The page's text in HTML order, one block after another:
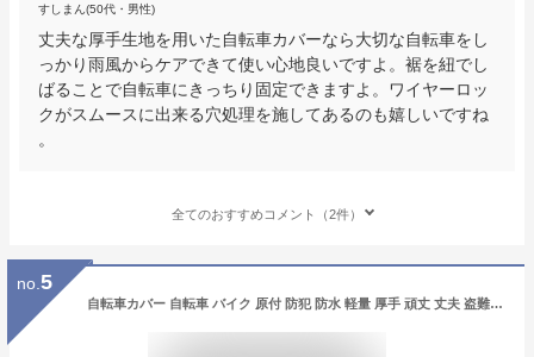
すしまん(50代・男性)
丈夫な厚手生地を用いた自転車カバーなら大切な自転車をし
っかり雨風からケアできて使い心地良いですよ。裾を紐でし
ばることで自転車にきっちり固定できますよ。ワイヤーロッ
クがスムースに出来る穴処理を施してあるのも嬉しいですね
。
全てのおすすめコメント（2件）
no. 5
自転車カバー 自転車 バイク 原付 防犯 防水 軽量 厚手 頑丈 丈夫 盗難防止 雨よけ 雪 錆び対策 風で飛ばない 破れない 耐久性 紫外線に強い バックル付き UV 収納袋 大人用 子供用 S M L XL XXL 送料無料